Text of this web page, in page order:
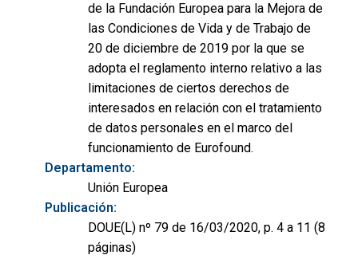
de la Fundación Europea para la Mejora de
las Condiciones de Vida y de Trabajo de
20 de diciembre de 2019 por la que se
adopta el reglamento interno relativo a las
limitaciones de ciertos derechos de
interesados en relación con el tratamiento
de datos personales en el marco del
funcionamiento de Eurofound.
Departamento:
Unión Europea
Publicación:
DOUE(L) nº 79 de 16/03/2020, p. 4 a 11 (8
páginas)